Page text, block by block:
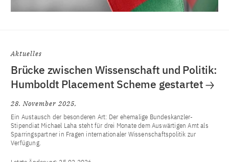
Aktuelles
Brücke zwischen Wissenschaft und Politik:
Humboldt Placement Scheme gestartet
28. November 2025
Ein Austausch der besonderen Art: Der ehemalige Bundeskanzler-
Stipendiat Michael Laha steht für drei Monate dem Auswärtigen Amt als
Sparringspartner in Fragen internationaler Wissenschaftspolitik zur
Verfügung.